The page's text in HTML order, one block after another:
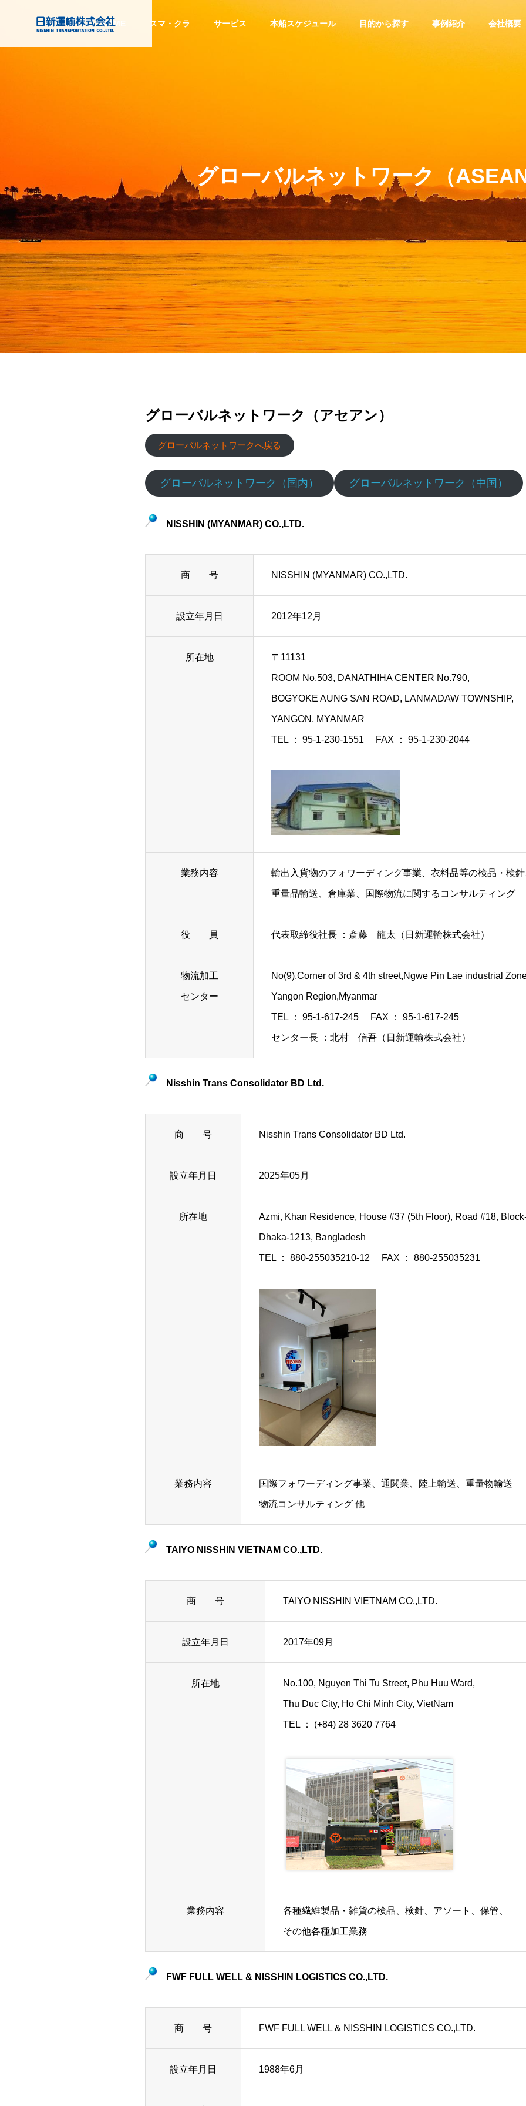
HOME スマ・クラ サービス 本船スケジュール 目的から探す 事例紹介 会社概要
スマート・トレー
ディング
SMART TRADING
海外物流サービス
機械・
輸出サ
重量物の輸
のです。
トラック予約・受付システム
「トラック簿」ご紹介
『CO2排出量データ算出サー
ビス』
『物流園区ソリューション』
COMPANY
企業情報
グローバルネットワーク
Global Network
経営方針
電子公告
Electronic Public Notice highlight
グローバルネットワーク（
グローバルネットワーク（アセアン）
グローバルネットワークへ戻る
グローバルネットワーク（国内） グローバルネットワーク（中国）
NISSHIN (MYANMAR) CO.,LTD.
商 号 NISSHIN (MYANMAR) CO.,LTD.
設立年月日 2012年12月
所在地 〒11131
ROOM No.503, DANATHIHA CENTER No.790,
BOGYOKE AUNG SAN ROAD, LANMADAW TOWNSHIP,
YANGON, MYANMAR
TEL ： 95-1-230-1551 FAX ： 95-1-230-2044
業務内容 輸出入貨物のフォワーディング事業、衣料品等の検品・検
重量品輸送、倉庫業、国際物流に関するコンサルティング
役 員 代表取締役社長 ：斎藤 龍太（日新運輸株式会社）
物流加工
センター
No(9),Corner of 3rd & 4th street,Ngwe Pin Lae industrial
Yangon Region,Myanmar
TEL ： 95-1-617-245 FAX ： 95-1-617-245
センター長 ：北村 信吾（日新運輸株式会社）
Nisshin Trans Consolidator BD Ltd.
商 号 Nisshin Trans Consolidator BD Ltd.
設立年月日 2025年05月
所在地 Azmi, Khan Residence, House #37 (5th Floor), Road #18,
Dhaka-1213, Bangladesh
TEL ： 880-255035210-12 FAX ： 880-255035231
業務内容 国際フォワーディング事業、通関業、陸上輸送、重量物輸送
物流コンサルティング 他
TAIYO NISSHIN VIETNAM CO.,LTD.
商 号 TAIYO NISSHIN VIETNAM CO.,LTD.
設立年月日 2017年09月
所在地 No.100, Nguyen Thi Tu Street, Phu Huu Ward,
Thu Duc City, Ho Chi Minh City, VietNam
TEL ： (+84) 28 3620 7764
業務内容 各種繊維製品・雑貨の検品、検針、アソート、保管、
その他各種加工業務
FWF FULL WELL & NISSHIN LOGISTICS CO.,LTD.
商 号 FWF FULL WELL & NISSHIN LOGISTICS CO.,LTD.
設立年月日 1988年6月